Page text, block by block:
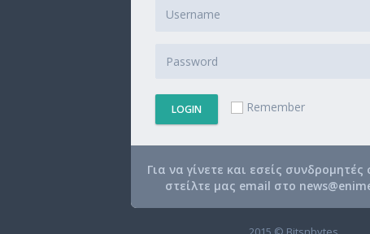
LOGIN Remember
Για να γίνετε και εσείς
στείλτε μας email στο